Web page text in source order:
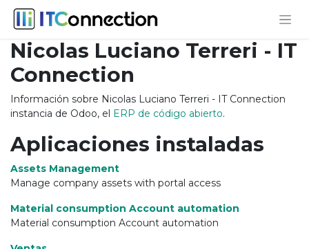
Nicolas Luciano Terreri - IT
Connection
Información sobre Nicolas Luciano Terreri - IT Connection
instancia de Odoo, el ERP de código abierto.
Aplicaciones instaladas
Assets Management
Manage company assets with portal access
Material consumption Account automation
Material consumption Account automation